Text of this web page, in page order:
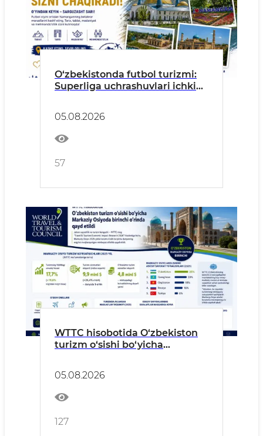
O‘zbekistonda futbol turizmi:
Superliga uchrashuvlari ichki
05.08.2026
57
WTTC hisobotida O‘zbekiston
turizm o‘sishi bo‘yicha
05.08.2026
127